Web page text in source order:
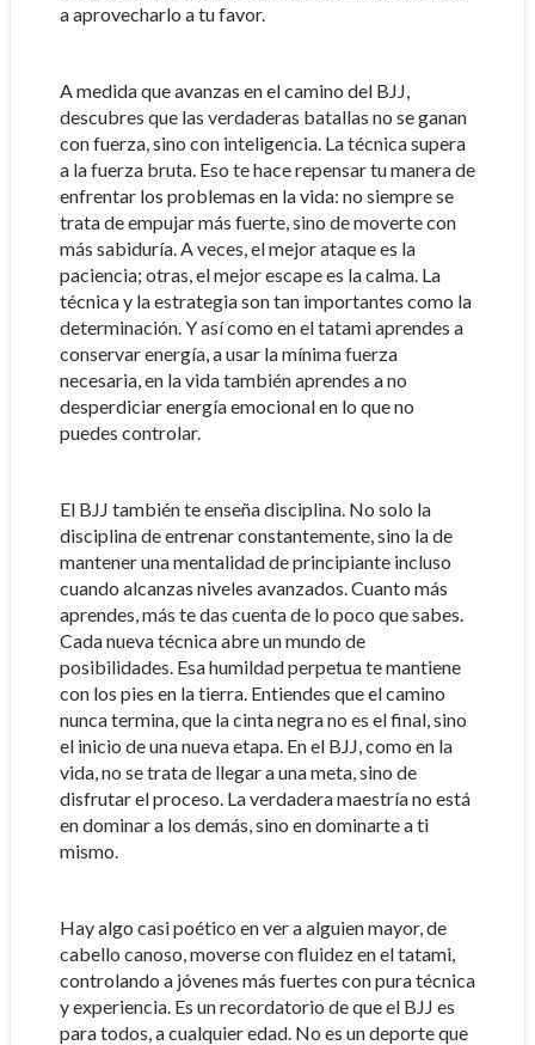
a aprovecharlo a tu favor.
A medida que avanzas en el camino del BJJ,
descubres que las verdaderas batallas no se ganan
con fuerza, sino con inteligencia. La técnica supera
a la fuerza bruta. Eso te hace repensar tu manera de
enfrentar los problemas en la vida: no siempre se
trata de empujar más fuerte, sino de moverte con
más sabiduría. A veces, el mejor ataque es la
paciencia; otras, el mejor escape es la calma. La
técnica y la estrategia son tan importantes como la
determinación. Y así como en el tatami aprendes a
conservar energía, a usar la mínima fuerza
necesaria, en la vida también aprendes a no
desperdiciar energía emocional en lo que no
puedes controlar.
El BJJ también te enseña disciplina. No solo la
disciplina de entrenar constantemente, sino la de
mantener una mentalidad de principiante incluso
cuando alcanzas niveles avanzados. Cuanto más
aprendes, más te das cuenta de lo poco que sabes.
Cada nueva técnica abre un mundo de
posibilidades. Esa humildad perpetua te mantiene
con los pies en la tierra. Entiendes que el camino
nunca termina, que la cinta negra no es el final, sino
el inicio de una nueva etapa. En el BJJ, como en la
vida, no se trata de llegar a una meta, sino de
disfrutar el proceso. La verdadera maestría no está
en dominar a los demás, sino en dominarte a ti
mismo.
Hay algo casi poético en ver a alguien mayor, de
cabello canoso, moverse con fluidez en el tatami,
controlando a jóvenes más fuertes con pura técnica
y experiencia. Es un recordatorio de que el BJJ es
para todos, a cualquier edad. No es un deporte que